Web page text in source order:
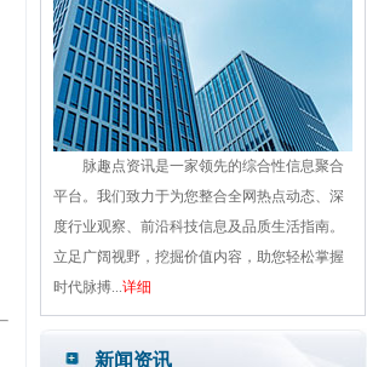
脉趣点资讯是一家领先的综合性信息聚合
平台。我们致力于为您整合全网热点动态、深
度行业观察、前沿科技信息及品质生活指南。
立足广阔视野，挖掘价值内容，助您轻松掌握
时代脉搏... 详细
新闻资讯